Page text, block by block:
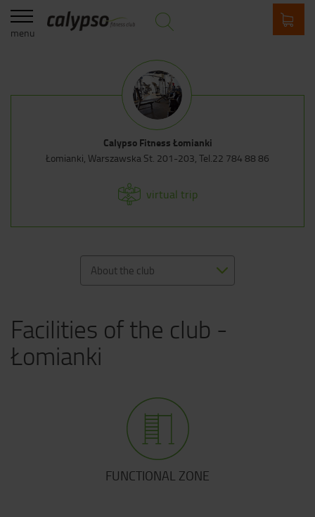
menu
Calypso Fitness Łomianki
Łomianki, Warszawska St. 201-203, Tel.22 784 88 86
virtual trip
About the club
Facilities of the club -
Łomianki
FUNCTIONAL ZONE